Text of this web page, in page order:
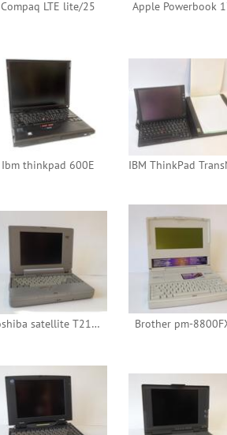
Compaq LTE lite/25 Apple Powerbook
Ibm thinkpad 600E
Toshiba satellite T2105/260 Brother pm-